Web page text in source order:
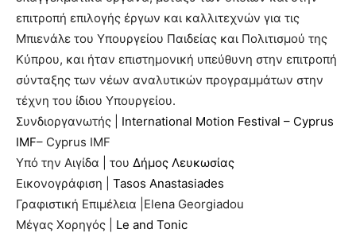
επιτροπή επιλογής έργων και καλλιτεχνών για τις
Μπιενάλε του Υπουργείου Παιδείας και Πολιτισμού της
Κύπρου, και ήταν επιστημονική υπεύθυνη στην επιτροπή
σύνταξης των νέων αναλυτικών προγραμμάτων στην
τέχνη του ίδιου Υπουργείου.
Συνδιοργανωτής | International Motion Festival – Cyprus
IMF– Cyprus IMF
Υπό την Αιγίδα | του Δήμος Λευκωσίας
Eικονογράφιση | Tasos Anastasiades
Γραφιστική Επιμέλεια |Elena Georgiadou
Μέγας Χορηγός | Le and Tonic